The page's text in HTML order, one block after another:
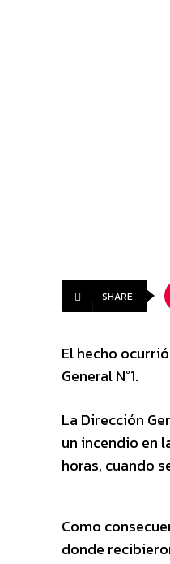
SHARE
El hecho
General N°1.
La Dirección
un incendio en
horas, cuando
Como
donde